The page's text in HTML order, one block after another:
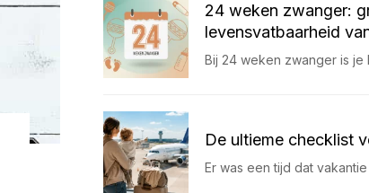
24 weken zwanger:
levensvatbaarheid
Bij 24 weken zwanger is
De ultieme checklist
Er was een tijd dat